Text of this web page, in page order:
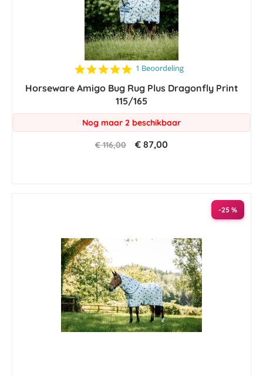
5.0
rating
1 Beoordeling
Horseware Amigo Bug Rug Plus Dragonfly Print
115/165
Nog maar 2 beschikbaar
€ 116,00 € 87,00
-25 %